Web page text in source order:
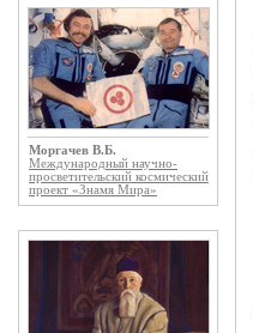
Моргачев В.Б.
Международный научно-
просветительский космический
проект «Знамя Мира»